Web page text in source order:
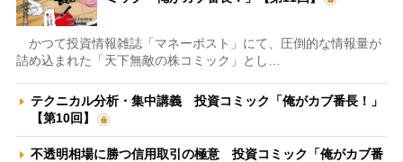
かつて投資情報雑誌「マネーポスト」にて、圧倒的な情報量が
詰め込まれた「天下無敵の株コミック」とし…
テクニカル分析・集中講義 投資コミック「俺がカブ番長！」
【第10回】
不透明相場に勝つ信用取引の極意 投資コミック「俺がカブ番